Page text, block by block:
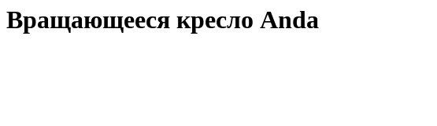
Вращающееся кресло Anda